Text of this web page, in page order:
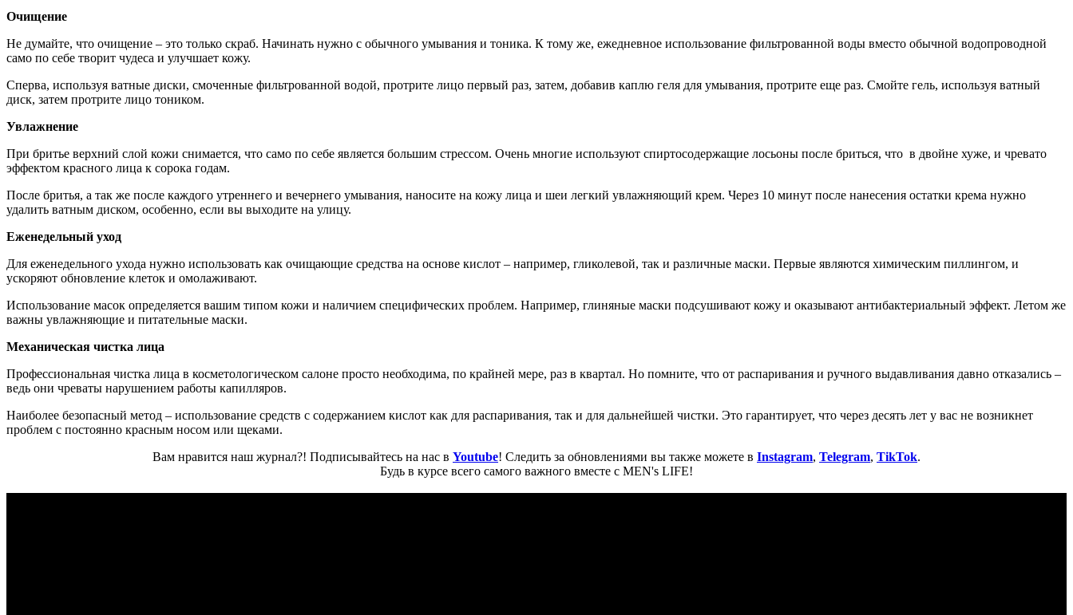
Очищение
Не думайте, что очищение – это только скраб. Начинать нужно с обычного умывания и тоника. К тому же, ежедневное использование фильтрованной воды вместо обычной водопроводной
само по себе творит чудеса и улучшает кожу.
Сперва, используя ватные диски, смоченные фильтрованной водой, протрите лицо первый раз, затем, добавив каплю геля для умывания, протрите еще раз. Смойте гель, используя ватный
диск, затем протрите лицо тоником.
Увлажнение
При бритье верхний слой кожи снимается, что само по себе является большим стрессом. Очень многие используют спиртосодержащие лосьоны после бриться, что в двойне хуже, и чревато
эффектом красного лица к сорока годам.
После бритья, а так же после каждого утреннего и вечернего умывания, наносите на кожу лица и шеи легкий увлажняющий крем. Через 10 минут после нанесения остатки крема нужно
удалить ватным диском, особенно, если вы выходите на улицу.
Еженедельный уход
Для еженедельного ухода нужно использовать как очищающие средства на основе кислот – например, гликолевой, так и различные маски. Первые являются химическим пиллингом, и
ускоряют обновление клеток и омолаживают.
Использование масок определяется вашим типом кожи и наличием специфических проблем. Например, глиняные маски подсушивают кожу и оказывают антибактериальный эффект. Летом же
важны увлажняющие и питательные маски.
Механическая чистка лица
Профессиональная чистка лица в косметологическом салоне просто необходима, по крайней мере, раз в квартал. Но помните, что от распаривания и ручного выдавливания давно отказались –
ведь они чреваты нарушением работы капилляров.
Наиболее безопасный метод – использование средств с содержанием кислот как для распаривания, так и для дальнейшей чистки. Это гарантирует, что через десять лет у вас не возникнет
проблем с постоянно красным носом или щеками.
Вам нравится наш журнал?! Подписывайтесь на нас в Youtube! Следить за обновлениями вы также можете в Instagram, Telegram, TikTok.
Будь в курсе всего самого важного вместе с MEN's LIFE!